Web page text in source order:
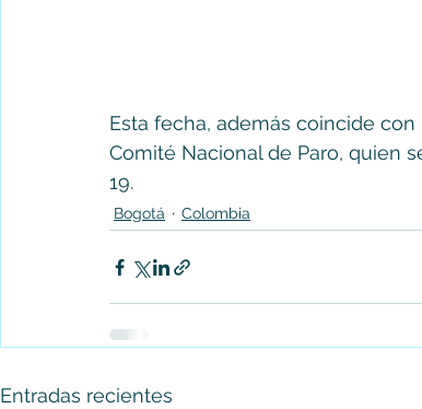
Esta fecha, además coincide
Comité Nacional de Paro, quien
19.
Bogotá Colombia
Entradas recientes